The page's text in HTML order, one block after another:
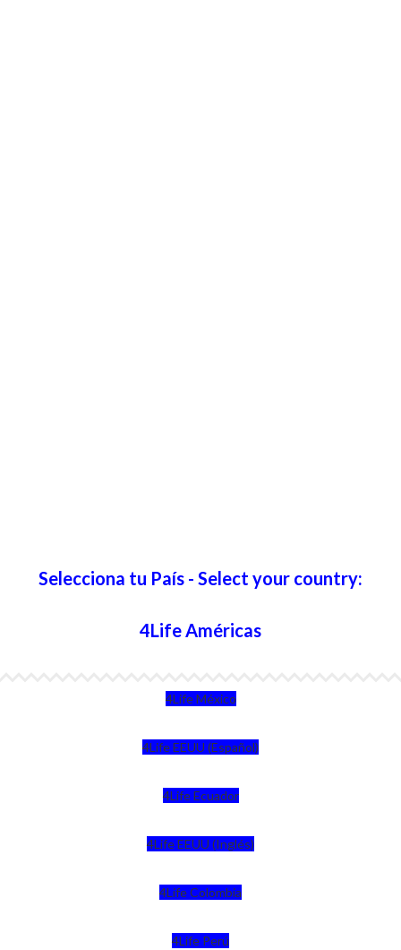
Selecciona tu País - Select your country:
4Life Américas
4Life México
4Life EEUU (Español)
4Life Ecuador
4Life EEUU (Inglés)
4Life Colombia
4Life Perú